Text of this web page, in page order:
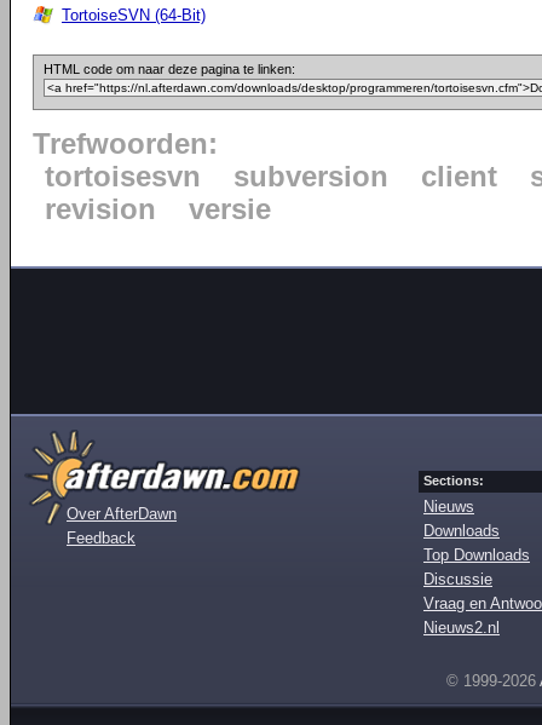
TortoiseSVN (64-Bit)
HTML code om naar deze pagina te linken:
Trefwoorden:
tortoisesvn
subversion client
revision
versie
Over AfterDawn
Feedback
Sections:
Nieuws
Downloads
Top Downloads
Discussie
Vraag en
Nieuws2.nl
© 1999-2026